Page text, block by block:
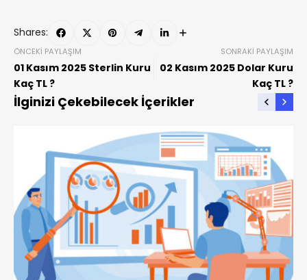
Shares:
ÖNCEKI PAYLAŞIM
01 Kasım 2025 Sterlin Kuru
Kaç TL ?
SONRAKI PAYLAŞIM
02 Kasım 2025 Dolar Kuru
Kaç TL ?
İlginizi Çekebilecek İçerikler